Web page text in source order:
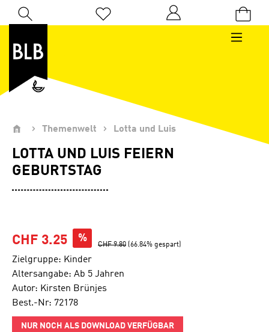
Zum Hauptinhalt springen
Du hast 0 Produkte auf dem Merkzettel
Themenwelt Lotta und Luis
LOTTA UND LUIS FEIERN
GEBURTSTAG
CHF 3.25 %
CHF 9.80 (66.84% gespart)
Zielgruppe: Kinder
Altersangabe: Ab 5 Jahren
Autor: Kirsten Brünjes
Best.-Nr: 72178
NUR NOCH ALS DOWNLOAD VERFÜGBAR